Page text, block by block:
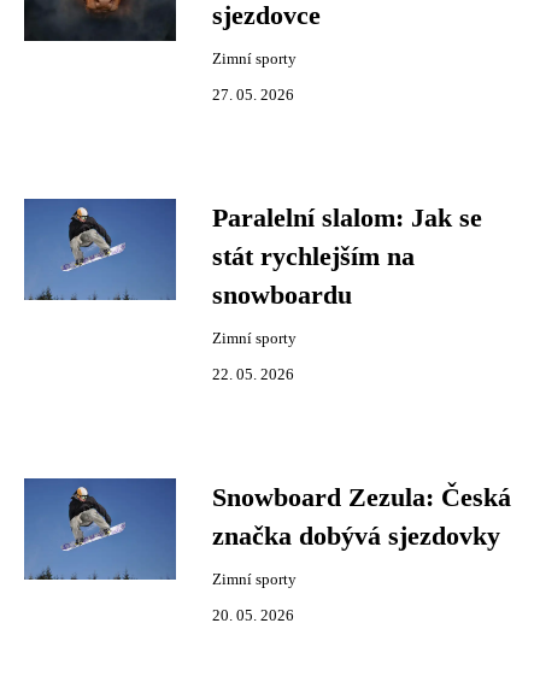
sjezdovce
Zimní sporty
27. 05. 2026
Paralelní slalom: Jak se
stát rychlejším na
snowboardu
Zimní sporty
22. 05. 2026
Snowboard Zezula: Česká
značka dobývá sjezdovky
Zimní sporty
20. 05. 2026